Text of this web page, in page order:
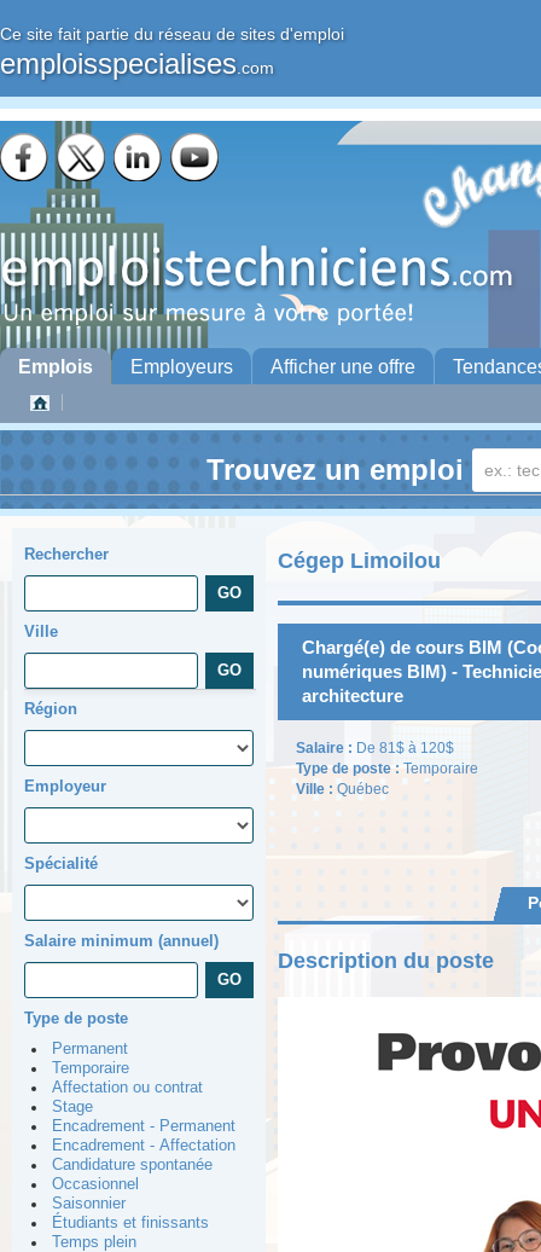
Ce site fait partie du réseau de sites d'emploi
emploisspecialises .com
Emplois Employeurs Afficher une offre
Trouvez un emploi
Rechercher
Ville
Région
Employeur
Spécialité
Salaire minimum (annuel)
Type de poste
Permanent
Temporaire
Affectation ou contrat
Stage
Encadrement - Permanent
Encadrement - Affectation
Candidature spontanée
Occasionnel
Saisonnier
Étudiants et finissants
Temps plein
Cégep Limoilou
Chargé(e) de cours BIM
numériques BIM) -
architecture
Salaire : De 81$ à 120$
Type de poste : Temporaire
Ville : Québec
Description du poste